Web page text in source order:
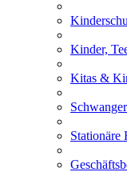
Kinder,
Kitas &
Stationäre